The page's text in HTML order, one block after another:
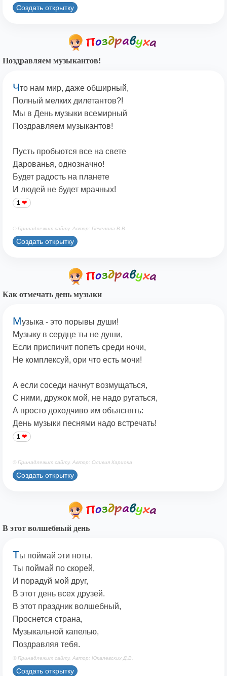
Создать открытку
Поздравляем музыкантов!
Что нам мир, даже обширный,
Полный мелких дилетантов?!
Мы в День музыки всемирный
Поздравляем музыкантов!
Пусть пробьются все на свете
Дарованья, однозначно!
Будет радость на планете
И людей не будет мрачных!
1
© Принадлежит сайту. Автор: Печенова В.В.
Создать открытку
Как отмечать день музыки
Музыка - это порывы души!
Музыку в сердце ты не души,
Если приспичит попеть среди ночи,
Не комплексуй, ори что есть мочи!
А если соседи начнут возмущаться,
С ними, дружок мой, не надо ругаться,
А просто доходчиво им объяснять:
День музыки песнями надо встречать!
1
© Принадлежит сайту. Автор: Оливия Кариока
Создать открытку
В этот волшебный день
Ты поймай эти ноты,
Ты поймай по скорей,
И порадуй мой друг,
В этот день всех друзей.
В этот праздник волшебный,
Проснется страна,
Музыкальной капелью,
Поздравляя тебя.
© Принадлежит сайту. Автор: Юкалевских Д.В.
Создать открытку